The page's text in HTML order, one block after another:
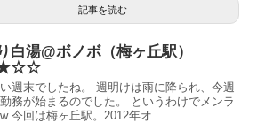
記事を読む
白湯@ボノボ（梅ヶ丘駅）
週末でしたね。 週明けは雨に降られ、今週
務が始まるのでした。 というわけでメンラ
今回は梅ヶ丘駅。2012年オ...